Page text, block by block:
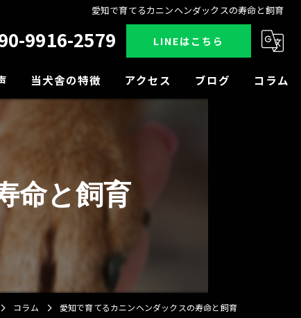
愛知で育てるカニンヘンダックスの寿命と飼育
9916-2579 LINEはこちら
当犬舎の特徴
小型犬
中型犬
大型犬
アクセス ブログ コラム
命と飼育
コラム 愛知で育てるカニンヘンダックスの寿命と飼育